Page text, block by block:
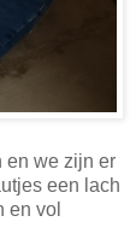
en we zijn er
een lach
en vol